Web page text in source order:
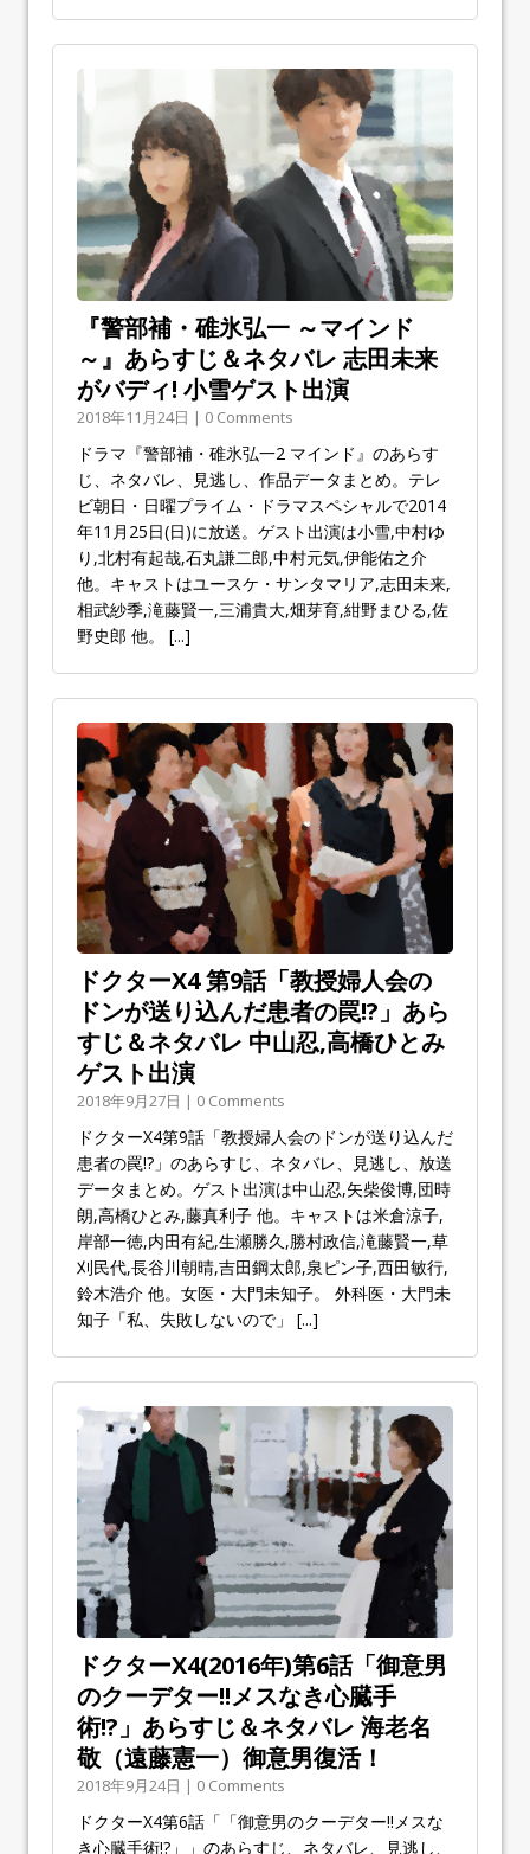
『警部補・碓氷弘一 ～マインド
～』あらすじ＆ネタバレ 志田未来
がバディ! 小雪ゲスト出演
2018年11月24日 | 0 Comments
ドラマ『警部補・碓氷弘一2 マインド』のあらす
じ、ネタバレ、見逃し、作品データまとめ。テレ
ビ朝日・日曜プライム・ドラマスペシャルで2014
年11月25日(日)に放送。ゲスト出演は小雪,中村ゆ
り,北村有起哉,石丸謙二郎,中村元気,伊能佑之介
他。キャストはユースケ・サンタマリア,志田未来,
相武紗季,滝藤賢一,三浦貴大,畑芽育,紺野まひる,佐
野史郎 他。 [...]
ドクターX4 第9話「教授婦人会の
ドンが送り込んだ患者の罠!?」あら
すじ＆ネタバレ 中山忍,高橋ひとみ
ゲスト出演
2018年9月27日 | 0 Comments
ドクターX4第9話「教授婦人会のドンが送り込んだ
患者の罠!?」のあらすじ、ネタバレ、見逃し、放送
データまとめ。ゲスト出演は中山忍,矢柴俊博,団時
朗,高橋ひとみ,藤真利子 他。キャストは米倉涼子,
岸部一徳,内田有紀,生瀬勝久,勝村政信,滝藤賢一,草
刈民代,長谷川朝晴,吉田鋼太郎,泉ピン子,西田敏行,
鈴木浩介 他。女医・大門未知子。 外科医・大門未
知子「私、失敗しないので」 [...]
ドクターX4(2016年)第6話「御意男
のクーデター!!メスなき心臓手
術!?」あらすじ＆ネタバレ 海老名
敬（遠藤憲一）御意男復活！
2018年9月24日 | 0 Comments
ドクターX4第6話「「御意男のクーデター!!メスな
き心臓手術!?」」のあらすじ、ネタバレ、見逃し、